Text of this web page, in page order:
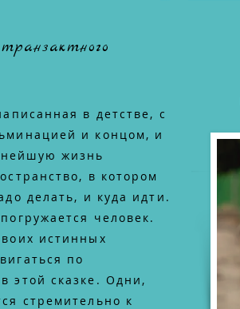
в детстве, с
и концом, и
жизнь
в котором
делать, и куда идти.
человек.
истинных
по
этой сказке. Одни,
стремительно к